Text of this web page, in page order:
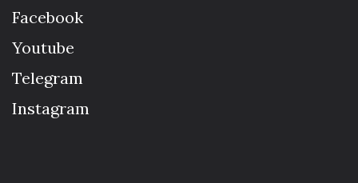
Facebook
Youtube
Telegram
Instagram